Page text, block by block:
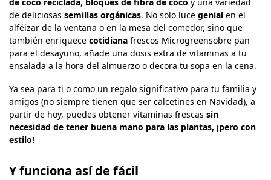
de deliciosas semillas orgánicas. No solo luce genial en el
alféizar de la ventana o en la mesa del comedor, sino que
también enriquece cotidiana frescos Microgreensobre pan
para el desayuno, añade una dosis extra de vitaminas a tu
ensalada a la hora del almuerzo o decora tu sopa en la cena.
Ya sea para ti o como un regalo significativo para tu familia y
amigos (no siempre tienen que ser calcetines en Navidad), a
partir de hoy, puedes obtener vitaminas frescas sin
necesidad de tener buena mano para las plantas, ¡pero con
estilo!
Y funciona así de fácil